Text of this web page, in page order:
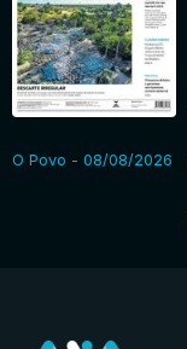
O Povo - 08/08/2026